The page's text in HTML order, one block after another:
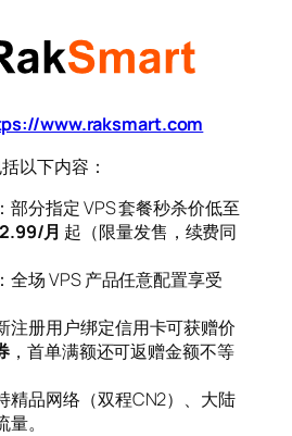
www.raksmart.com
以下内容：
部分指定 VPS 套餐秒杀价低至
月 起（限量发售，续费同
全场 VPS 产品任意配置享受
注册用户绑定信用卡可获赠价
，首单满额还可返赠金额不等
精品网络（双程CN2）、大陆
。